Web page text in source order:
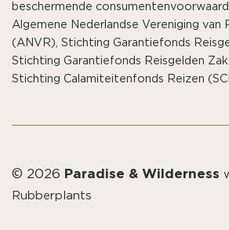
beschermende
Algemene Nederlandse Vereniging van
(ANVR), Stichting Garantiefonds
Stichting Garantiefonds Reisgelden
Stichting Calamiteitenfonds Reizen
© 2026 Paradise & Wilderness
Rubberplants